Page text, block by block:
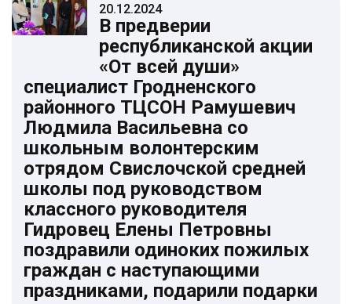
20.12.2024
В предверии
республиканской акции
«От всей души»
специалист Гродненского
районного ТЦСОН Рамушевич
Людмила Васильевна со
школьным волонтерским
отрядом Свислочской средней
школы под руководством
классного руководителя
Гидровец Елены Петровны
поздравили одиноких пожилых
граждан с наступающими
праздниками, подарили подарки